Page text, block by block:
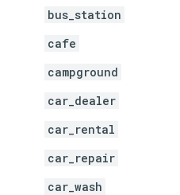
bus_station
cafe
campground
car_dealer
car_rental
car_repair
car_wash